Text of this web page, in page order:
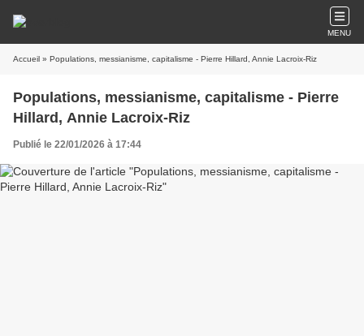
MENU
Accueil » Populations, messianisme, capitalisme - Pierre Hillard, Annie Lacroix-Riz
Populations, messianisme, capitalisme - Pierre
Hillard, Annie Lacroix-Riz
Publié le 22/01/2026 à 17:44